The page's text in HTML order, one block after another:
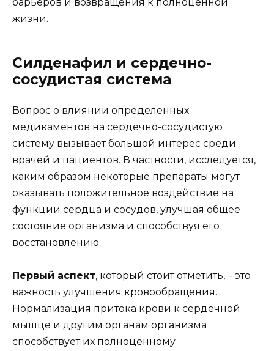
жизни.
Силденафил и сердечно-
сосудистая система
Вопрос о влиянии определенных
медикаментов на сердечно-сосудистую
систему вызывает большой интерес среди
врачей и пациентов. В частности, исследуется,
каким образом некоторые препараты могут
оказывать положительное воздействие на
функции сердца и сосудов, улучшая общее
состояние организма и способствуя его
восстановлению.
Первый аспект, который стоит отметить, – это
важность улучшения кровообращения.
Нормализация притока крови к сердечной
мышце и другим органам организма
способствует их полноценному